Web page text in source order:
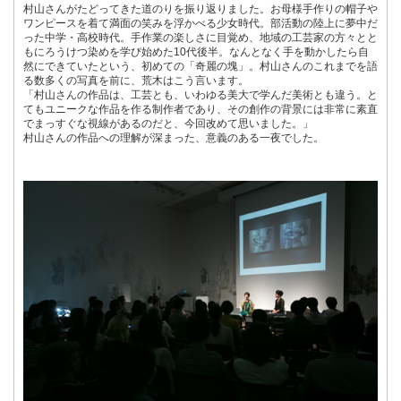
村山さんがたどってきた道のりを振り返りました。お母様手作りの帽子や
ワンピースを着て満面の笑みを浮かべる少女時代。部活動の陸上に夢中だ
った中学・高校時代。手作業の楽しさに目覚め、地域の工芸家の方々とと
もにろうけつ染めを学び始めた10代後半。なんとなく手を動かしたら自
然にできていたという、初めての「奇麗の塊」。村山さんのこれまでを語
る数多くの写真を前に、荒木はこう言います。
「村山さんの作品は、工芸とも、いわゆる美大で学んだ美術とも違う。と
てもユニークな作品を作る制作者であり、その創作の背景には非常に素直
でまっすぐな視線があるのだと、今回改めて思いました。」
村山さんの作品への理解が深まった、意義のある一夜でした。